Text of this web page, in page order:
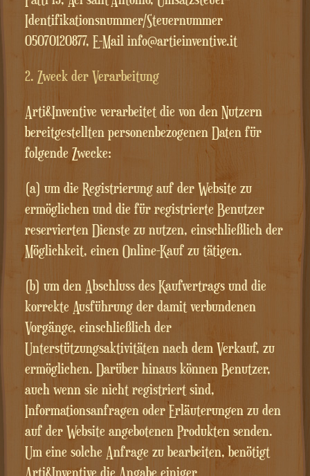
Identifikationsnummer/Steuernummer
05070120877, E-Mail info@artieinventive.it
2. Zweck der Verarbeitung
Arti&Inventive verarbeitet die von den Nutzern
bereitgestellten personenbezogenen Daten für
folgende Zwecke:
(a) um die Registrierung auf der Website zu
ermöglichen und die für registrierte Benutzer
reservierten Dienste zu nutzen, einschließlich der
Möglichkeit, einen Online-Kauf zu tätigen.
(b) um den Abschluss des Kaufvertrags und die
korrekte Ausführung der damit verbundenen
Vorgänge, einschließlich der
Unterstützungsaktivitäten nach dem Verkauf, zu
ermöglichen. Darüber hinaus können Benutzer,
auch wenn sie nicht registriert sind,
Informationsanfragen oder Erläuterungen zu den
auf der Website angebotenen Produkten senden.
Um eine solche Anfrage zu bearbeiten, benötigt
Arti&Inventive die Angabe einiger